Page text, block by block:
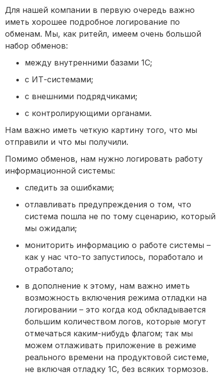
Для нашей компании в первую очередь важно
иметь хорошее подробное логирование по
обменам. Мы, как ритейл, имеем очень большой
набор обменов:
между внутренними базами 1С;
с ИТ-системами;
с внешними подрядчиками;
с контролирующими органами.
Нам важно иметь четкую картину того, что мы
отправили и что мы получили.
Помимо обменов, нам нужно логировать работу
информационной системы:
следить за ошибками;
отлавливать предупреждения о том, что
система пошла не по тому сценарию, который
мы ожидали;
мониторить информацию о работе системы –
как у нас что-то запустилось, поработало и
отработало;
в дополнение к этому, нам важно иметь
возможность включения режима отладки на
логировании – это когда код обкладывается
большим количеством логов, которые могут
отмечаться каким-нибудь флагом; так мы
можем отлаживать приложение в режиме
реального времени на продуктовой системе,
не включая отладку 1С, без всяких тормозов.